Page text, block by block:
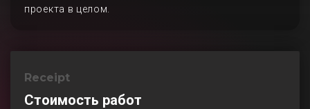
проекта в целом.
Receipt
Стоимость работ